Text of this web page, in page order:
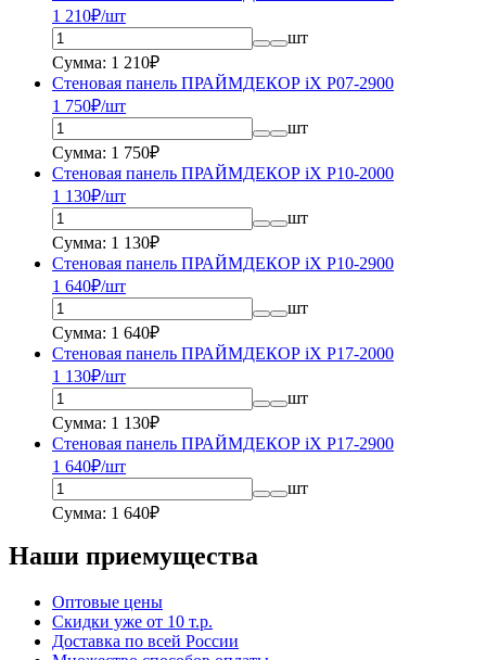
1 210₽/шт
шт
Сумма: 1 210₽
Стеновая панель ПРАЙМДЕКОР iX P07-2900
1 750₽/шт
шт
Сумма: 1 750₽
Стеновая панель ПРАЙМДЕКОР iX P10-2000
1 130₽/шт
шт
Сумма: 1 130₽
Стеновая панель ПРАЙМДЕКОР iX P10-2900
1 640₽/шт
шт
Сумма: 1 640₽
Стеновая панель ПРАЙМДЕКОР iX P17-2000
1 130₽/шт
шт
Сумма: 1 130₽
Стеновая панель ПРАЙМДЕКОР iX P17-2900
1 640₽/шт
шт
Сумма: 1 640₽
Наши приемущества
Оптовые цены
Скидки уже от 10 т.р.
Доставка по всей России